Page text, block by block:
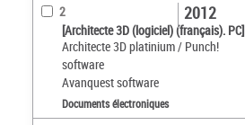
2
[Architecte 3D (logiciel) (français). PC]
Architecte 3D platinium / Punch!
software
Avanquest software
2012
Documents électroniques